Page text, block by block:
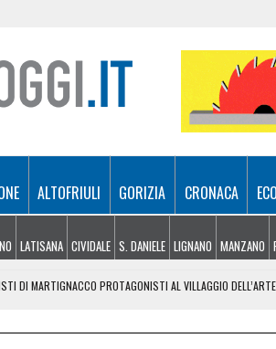
ALTOFRIULI GORIZIA CRONACA
LATISANA CIVIDALE S. DANIELE LIGNANO MANZANO
DI MARTIGNACCO PROTAGONISTI AL VILLAGGIO